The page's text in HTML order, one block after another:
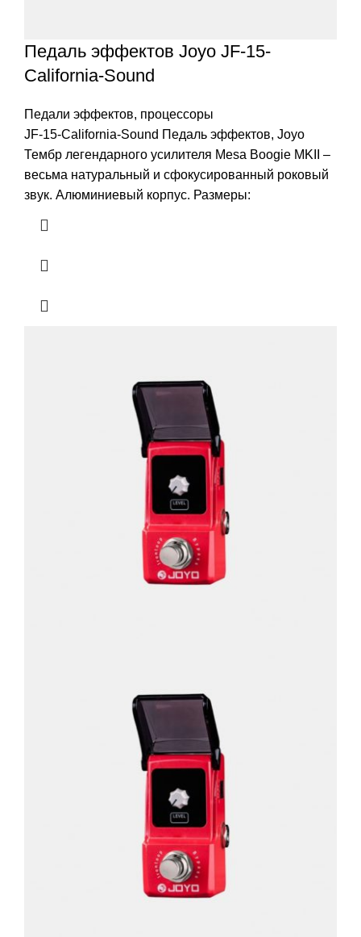
Педаль эффектов Joyo JF-15-
California-Sound
Педали эффектов, процессоры
JF-15-California-Sound Педаль эффектов, Joyo
Тембр легендарного усилителя Mesa Boogie MKII –
весьма натуральный и сфокусированный роковый
звук. Алюминиевый корпус. Размеры: